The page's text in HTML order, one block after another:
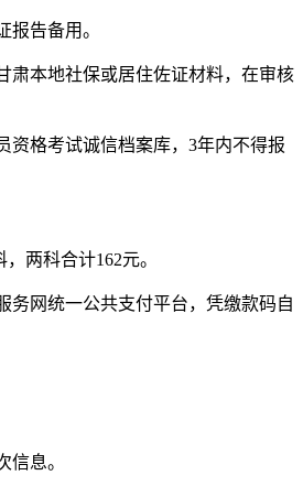
告备用。
肃本地社保或居住佐证材料，在审核
资格考试诚信档案库，3年内不得报
两科合计162元。
务网统一公共支付平台，凭缴款码自
息。